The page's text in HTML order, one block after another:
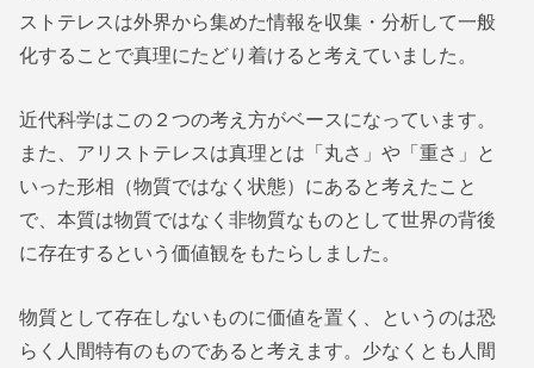
ストテレスは外界から集めた情報を収集・分析して一般
化することで真理にたどり着けると考えていました。
近代科学はこの２つの考え方がベースになっています。
また、アリストテレスは真理とは「丸さ」や「重さ」と
いった形相（物質ではなく状態）にあると考えたこと
で、本質は物質ではなく非物質なものとして世界の背後
に存在するという価値観をもたらしました。
物質として存在しないものに価値を置く、というのは恐
らく人間特有のものであると考えます。少なくとも人間